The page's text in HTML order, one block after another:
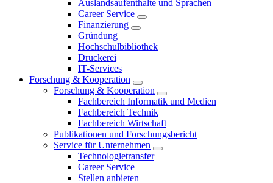
Auslandsaufenthalte und Sprachen
Career Service
Finanzierung
Gründung
Hochschulbibliothek
Druckerei
IT-Services
Forschung & Kooperation
Forschung & Kooperation
Fachbereich Informatik und Medien
Fachbereich Technik
Fachbereich Wirtschaft
Publikationen und Forschungsbericht
Service für Unternehmen
Technologietransfer
Career Service
Stellen anbieten